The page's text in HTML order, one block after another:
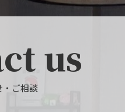
us
・ご相談